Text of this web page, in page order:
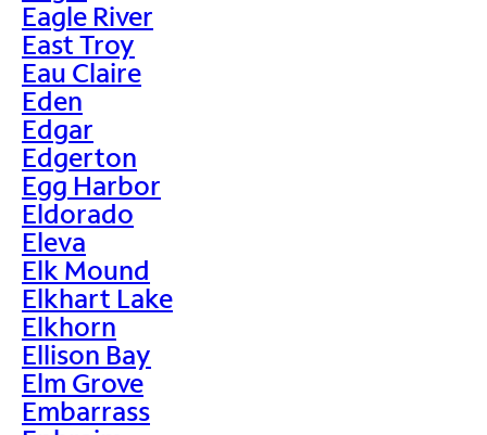
Eagle River
East Troy
Eau Claire
Eden
Edgar
Edgerton
Egg Harbor
Eldorado
Eleva
Elk Mound
Elkhart Lake
Elkhorn
Ellison Bay
Elm Grove
Embarrass